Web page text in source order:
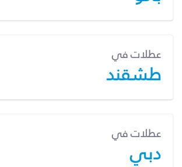
عطلات في
طشقند
عطلات في
دبي